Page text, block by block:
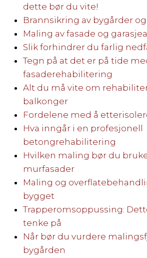
dette bør du vite!
Brannsikring av bygårder
Maling av fasade og
Slik forhindrer du farlig
Tegn på at det er på tide
fasaderehabilitering
Alt du må vite om
balkonger
Fordelene med å
Hva inngår i en profesjonell
betongrehabilitering
Hvilken maling bør du
murfasader
Maling og
bygget
Trapperomsoppussing:
tenke på
Når bør du vurdere
bygården